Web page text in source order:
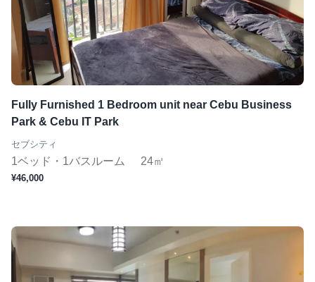
Fully Furnished 1 Bedroom unit near Cebu Business
Park & Cebu IT Park
セブシティ
1ベッド・1バスルーム 24㎡
¥46,000